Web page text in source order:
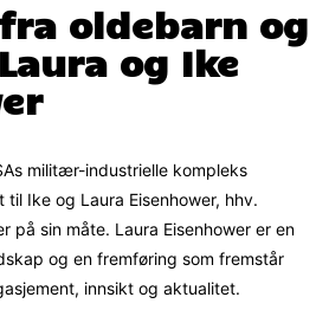
oldebarn og
og Ike
militær-industrielle kompleks
Ike og Laura Eisenhower, hhv.
på sin måte. Laura Eisenhower er en
og en fremføring som fremstår
innsikt og aktualitet.